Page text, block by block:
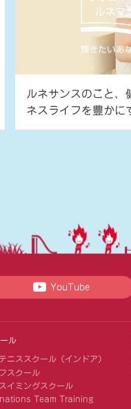
ルネサンスのこと、
ネスライフを豊かに
YouTube
ル
ニススクール（インドア）
スクール
イミングスクール
Team Training